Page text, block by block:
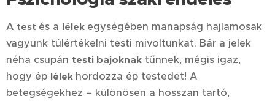
A test és a lélek egységében manapság hajlamosak
vagyunk túlértékelni testi mivoltunkat. Bár a jelek
néha csupán testi bajoknak tűnnek, mégis igaz,
hogy ép lélek hordozza ép testedet! A
betegségekhez – különösen a hosszan tartó,